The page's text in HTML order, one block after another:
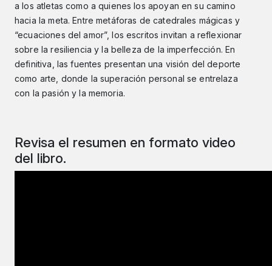
a los atletas como a quienes los apoyan en su camino
hacia la meta. Entre metáforas de catedrales mágicas y
“ecuaciones del amor”, los escritos invitan a reflexionar
sobre la resiliencia y la belleza de la imperfección. En
definitiva, las fuentes presentan una visión del deporte
como arte, donde la superación personal se entrelaza
con la pasión y la memoria.
Revisa el resumen en formato video
del libro.